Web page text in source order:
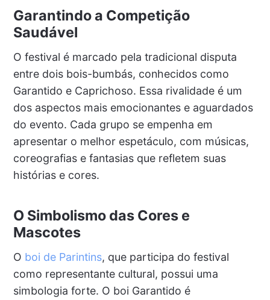
Garantindo a Competição
Saudável
O festival é marcado pela tradicional disputa
entre dois bois-bumbás, conhecidos como
Garantido e Caprichoso. Essa rivalidade é um
dos aspectos mais emocionantes e aguardados
do evento. Cada grupo se empenha em
apresentar o melhor espetáculo, com músicas,
coreografias e fantasias que refletem suas
histórias e cores.
O Simbolismo das Cores e
Mascotes
O boi de Parintins, que participa do festival
como representante cultural, possui uma
simbologia forte. O boi Garantido é